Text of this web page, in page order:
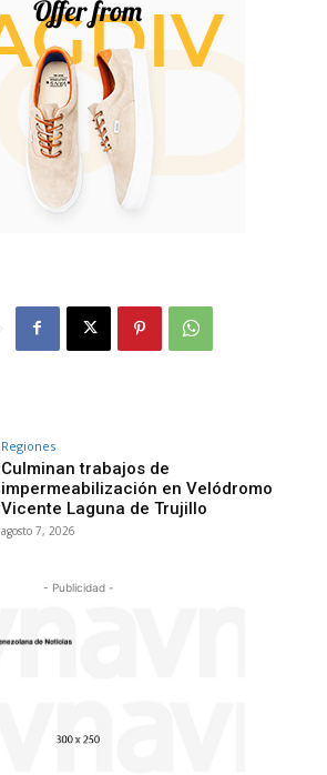
Regiones
Culminan trabajos de
impermeabilización en Velódromo
Vicente Laguna de Trujillo
agosto 7, 2026
- Publicidad -